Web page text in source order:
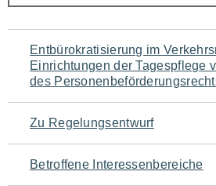
Navigation
für
den
Seiteninhalt
Entbürokratisierung im
Einrichtungen der Tagespflege
des
Zu Regelungsentwurf
Betroffene Interessenbereiche